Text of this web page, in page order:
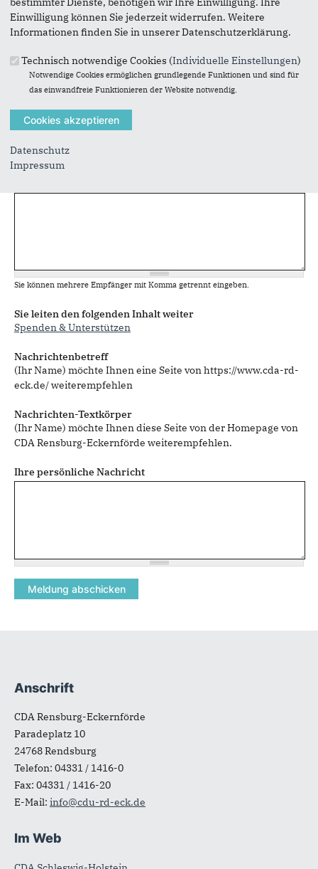
informieren, von wem die Empfehlung kommt, und dass es
kein Spam ist.
Das mit * gekennzeichnete Feld ist ein Pflichtfeld.
Eigene E-Mail-Adresse*
Eigener Name*
Sie können mehrere Empfänger mit Komma getrennt eingeben.
Sie leiten den folgenden Inhalt weiter
Spenden & Unterstützen
Nachrichtenbetreff
(Ihr Name) möchte Ihnen eine Seite von https://www.cda-rd-
eck.de/ weiterempfehlen
Nachrichten-Textkörper
(Ihr Name) möchte Ihnen diese Seite von der Homepage von
CDA Rensburg-Eckernförde weiterempfehlen.
Ihre persönliche Nachricht
Fußbereich
Anschrift
CDA Rensburg-Eckernförde
Paradeplatz 10
24768Rendsburg
Telefon: 04331 / 1416-0
Fax: 04331 / 1416-20
E-Mail: info@cdu-rd-eck.de
Im Web
Einwilligung können Sie jederzeit widerrufen. Weitere
Informationen finden Sie in unserer Datenschutzerklärung.
Technisch notwendige Cookies (Individuelle Einstellungen)
Notwendige Cookies ermöglichen grundlegende Funktionen und sind für
das einwandfreie Funktionieren der Website notwendig.
Datenschutz
Impressum